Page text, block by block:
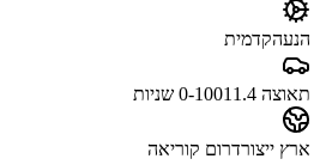
הנעהקדמית
תאוצה 0-100 11.4 שניות
ארץ ייצורדרום קוריאה